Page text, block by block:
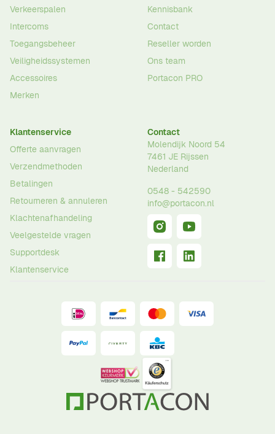
Verkeerspalen
Intercoms
Toegangsbeheer
Veiligheidssystemen
Accessoires
Merken
Kennisbank
Contact
Reseller worden
Ons team
Portacon PRO
Klantenservice
Offerte aanvragen
Verzendmethoden
Betalingen
Retourneren & annuleren
Klachtenafhandeling
Veelgestelde vragen
Supportdesk
Klantenservice
Contact
Molendijk Noord 54
7461 JE Rijssen
Nederland
0548 - 542590
info@portacon.nl